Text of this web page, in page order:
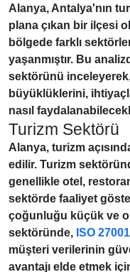
Alanya, Antalya'nın
plana çıkan bir ilçesi
bölgede farklı
yaşanmıştır. Bu
sektörünü
büyüklüklerini,
nasıl
Turizm Sektörü
Alanya, turizm
edilir. Turizm
genellikle otel,
sektörde faaliyet
çoğunluğu küçük ve
sektöründe, ISO 27001
müşteri verilerinin
avantajı elde etmek